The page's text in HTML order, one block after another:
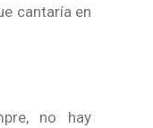
cantaría en
no hay